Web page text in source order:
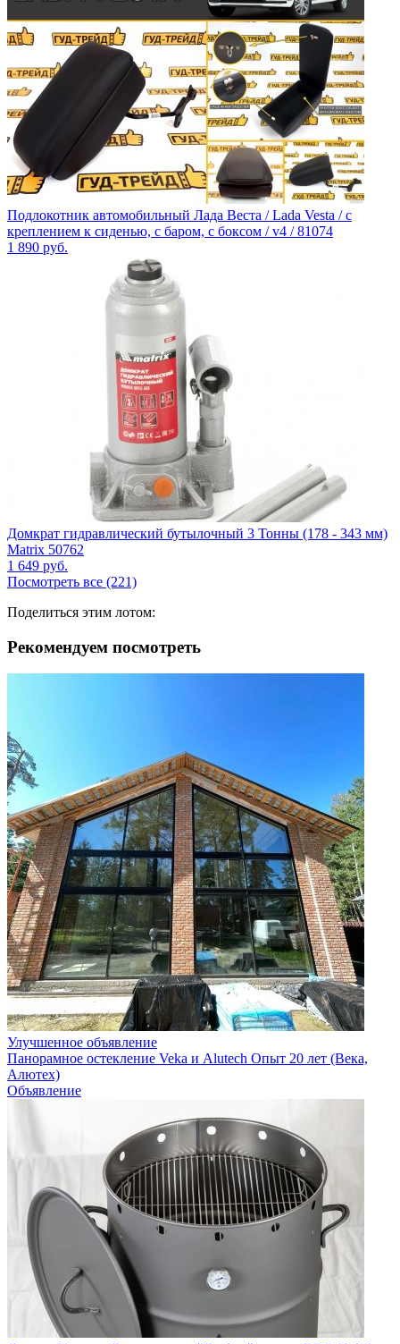
Подлокотник автомобильный Лада Веста / Lada Vesta / с
креплением к сиденью, с баром, с боксом / v4 / 81074
1 890 руб.
Домкрат гидравлический бутылочный 3 Тонны (178 - 343 мм)
Matrix 50762
1 649 руб.
Посмотреть все (221)
Поделиться этим лотом:
Рекомендуем посмотреть
Улучшенное объявление
Панорамное остекление Veka и Alutech Опыт 20 лет (Века,
Алютех)
Объявление